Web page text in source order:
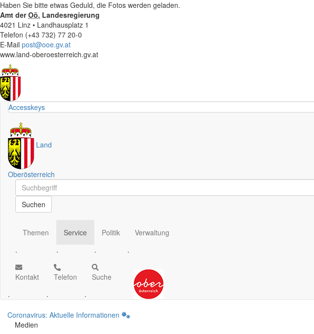
Haben Sie bitte etwas Geduld, die Fotos werden geladen.
Amt derOö. Landesregierung
4021 Linz • Landhausplatz 1
Telefon (+43 732) 77 20-0
E-Mail post@ooe.gv.at
www.land-oberoesterreich.gv.at
Accesskeys
Land
Oberösterreich
Schnellsuche
Schnellsuche
Suchen
Themen
.
Service
.
Politik
.
Verwaltung
.
Kontakt
.
Telefon
.
Suche
.
Coronavirus: Aktuelle Informationen
Medien